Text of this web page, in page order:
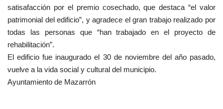
satisafacción por el premio cosechado, que destaca “el valor
patrimonial del edificio”, y agradece el gran trabajo realizado por
todas las personas que “han trabajado en el proyecto de
rehabilitación”.
El edificio fue inaugurado el 30 de noviembre del año pasado,
vuelve a la vida social y cultural del municipio.
Ayuntamiento de Mazarrón